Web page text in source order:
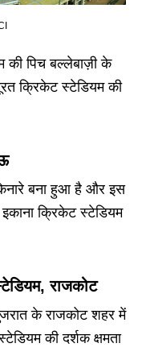
की पिच बल्लेबाज़ी के
क्रिकेट स्टेडियम की
बना हुआ है और इस
क्रिकेट स्टेडियम
राजकोट
के राजकोट शहर में
की दर्शक क्षमता